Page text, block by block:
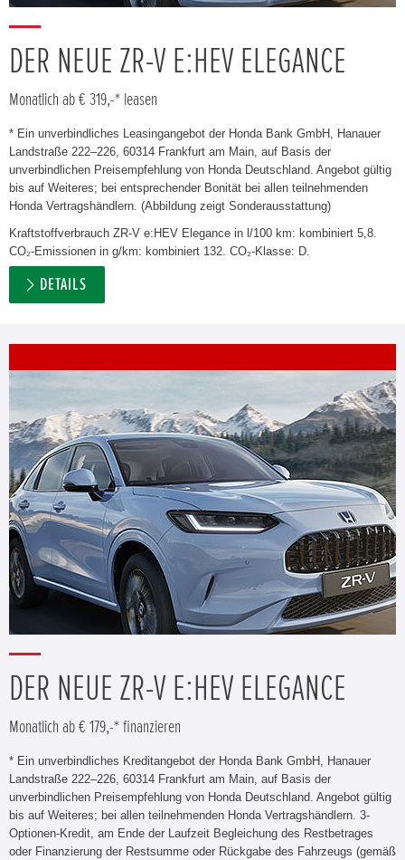
DER NEUE ZR-V E:HEV ELEGANCE
Monatlich ab € 319,-* leasen
* Ein unverbindliches Leasingangebot der Honda Bank GmbH, Hanauer
Landstraße 222–226, 60314 Frankfurt am Main, auf Basis der
unverbindlichen Preisempfehlung von Honda Deutschland. Angebot gültig
bis auf Weiteres; bei entsprechender Bonität bei allen teilnehmenden
Honda Vertragshändlern. (Abbildung zeigt Sonderausstattung)
Kraftstoffverbrauch ZR-V e:HEV Elegance in l/100 km: kombiniert 5,8.
CO₂-Emissionen in g/km: kombiniert 132. CO₂-Klasse: D.
DETAILS
DER NEUE ZR-V E:HEV ELEGANCE
Monatlich ab € 179,-* finanzieren
* Ein unverbindliches Kreditangebot der Honda Bank GmbH, Hanauer
Landstraße 222–226, 60314 Frankfurt am Main, auf Basis der
unverbindlichen Preisempfehlung von Honda Deutschland. Angebot gültig
bis auf Weiteres; bei allen teilnehmenden Honda Vertragshändlern. 3-
Optionen-Kredit, am Ende der Laufzeit Begleichung des Restbetrages
oder Finanzierung der Restsumme oder Rückgabe des Fahrzeugs (gemäß